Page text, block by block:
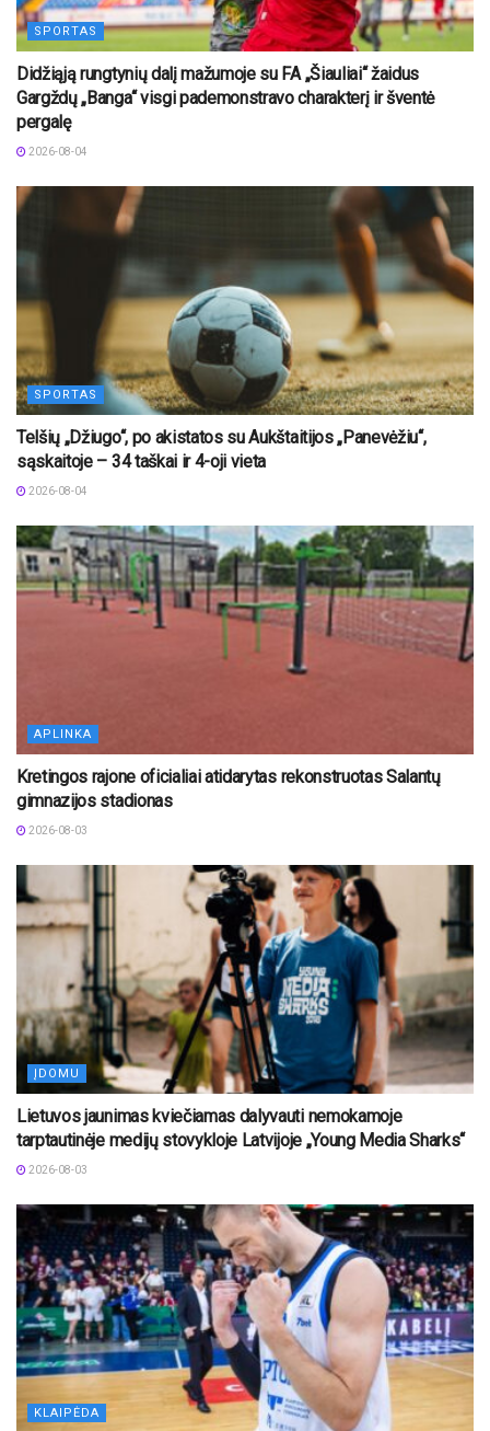
SPORTAS
Didžiąją rungtynių dalį mažumoje su FA „Šiauliai“ žaidus
Gargždų „Banga“ visgi pademonstravo charakterį ir šventė
pergalę
2026-08-04
SPORTAS
Telšių „Džiugo“, po akistatos su Aukštaitijos „Panevėžiu“,
sąskaitoje – 34 taškai ir 4-oji vieta
2026-08-04
APLINKA
Kretingos rajone oficialiai atidarytas rekonstruotas Salantų
gimnazijos stadionas
2026-08-03
ĮDOMU
Lietuvos jaunimas kviečiamas dalyvauti nemokamoje
tarptautinėje medijų stovykloje Latvijoje „Young Media Sharks“
2026-08-03
KLAIPĖDA